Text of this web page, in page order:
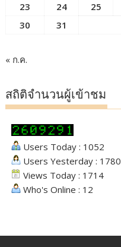
23
24 25
30
31
« ก.ค.
สถิติจำนวนผู้เข้าชม
Users Today : 1052
Users Yesterday : 1780
Views Today : 1714
Who's Online : 12